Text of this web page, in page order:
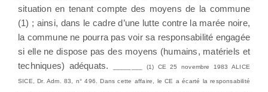
situation en tenant compte des moyens de la commune
(1) ; ainsi, dans le cadre d’une lutte contre la marée noire,
la commune ne pourra pas voir sa responsabilité engagée
si elle ne dispose pas des moyens (humains, matériels et
techniques) adéquats.
________ (1) CE 25 novembre 1983 ALICE
SICE, Dr. Adm. 83, n° 496. Dans cette affaire, le CE a écarté la responsabilité